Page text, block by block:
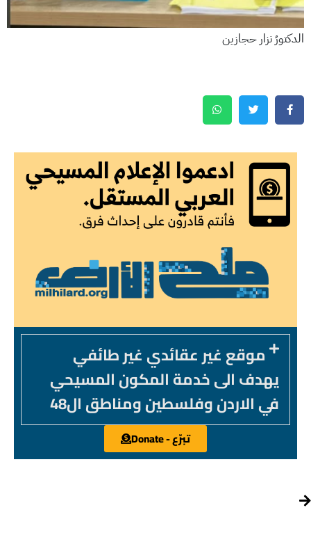
الدكتورُ نزار حجازين
موقع غير عقائدي غير طائفي
يهدف الى خدمة المكون المسيحي
في الاردن وفلسطين ومناطق ال48
تبرّع - Donate